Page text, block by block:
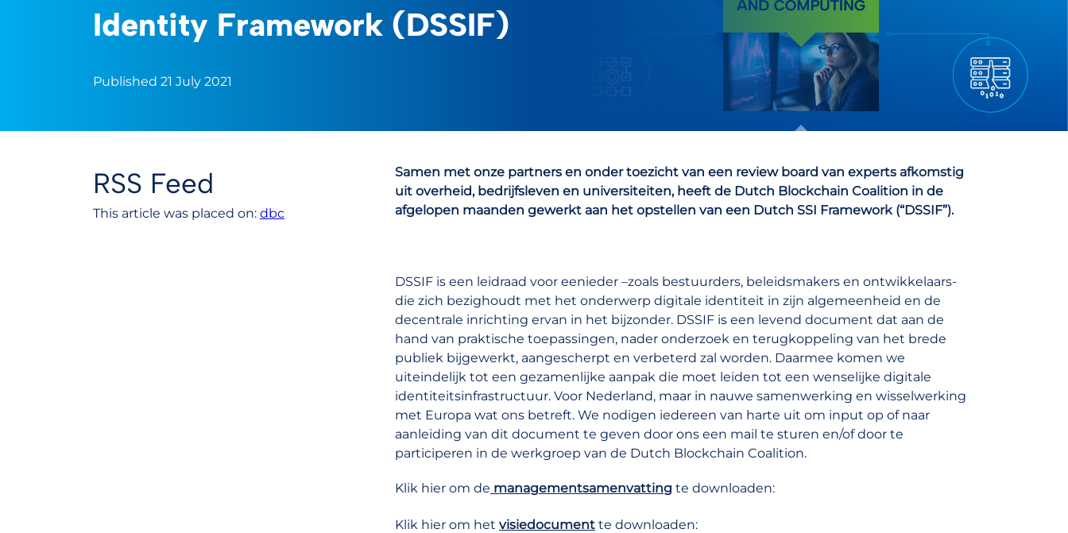
Identity Framework (DSSIF)
Published 21 July 2021
RSS Feed
This article was placed on: dbc
Samen met onze partners en onder toezicht van een review board van experts afkomstig
uit overheid, bedrijfsleven en universiteiten, heeft de Dutch Blockchain Coalition in de
afgelopen maanden gewerkt aan het opstellen van een Dutch SSI Framework (“DSSIF”).
DSSIF is een leidraad voor eenieder –zoals bestuurders, beleidsmakers en ontwikkelaars-
die zich bezighoudt met het onderwerp digitale identiteit in zijn algemeenheid en de
decentrale inrichting ervan in het bijzonder. DSSIF is een levend document dat aan de
hand van praktische toepassingen, nader onderzoek en terugkoppeling van het brede
publiek bijgewerkt, aangescherpt en verbeterd zal worden. Daarmee komen we
uiteindelijk tot een gezamenlijke aanpak die moet leiden tot een wenselijke digitale
identiteitsinfrastructuur. Voor Nederland, maar in nauwe samenwerking en wisselwerking
met Europa wat ons betreft. We nodigen iedereen van harte uit om input op of naar
aanleiding van dit document te geven door ons een mail te sturen en/of door te
participeren in de werkgroep van de Dutch Blockchain Coalition.
Klik hier om de managementsamenvatting te downloaden:
Klik hier om het visiedocument te downloaden: